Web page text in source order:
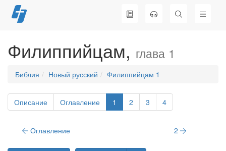
Перейти
к
Филиппийцам, глава 1
Библия Новый русский Филиппийцам 1
Описание Оглавление 1 2 3 4
Оглавление 2